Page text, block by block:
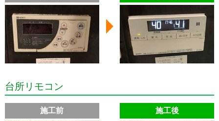
台所リモコン
施工前 施工後